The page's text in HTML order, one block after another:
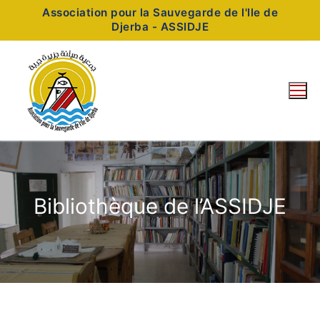
Association pour la Sauvegarde de l'Ile de
Djerba - ASSIDJE
Bibliothèque de l’ASSIDJE